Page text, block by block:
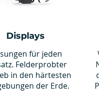
Displays
für jeden
Felderprobter
in den härtesten
der Erde.